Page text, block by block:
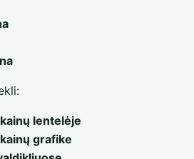
kainų lentelėje
kainų grafike